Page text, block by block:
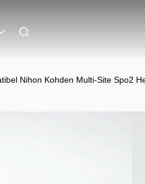
Nihon Kohden Multi-Site Spo2